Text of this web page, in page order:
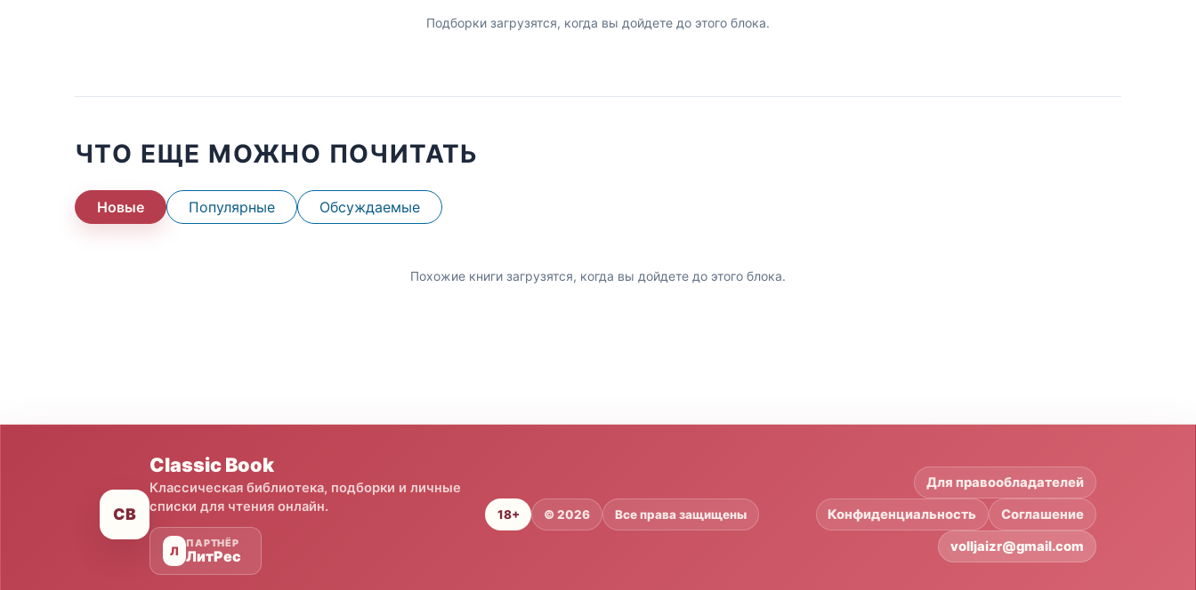
Подборки загрузятся, когда вы дойдете до этого блока.
ЧТО ЕЩЕ МОЖНО ПОЧИТАТЬ
Новые Популярные Обсуждаемые
Похожие книги загрузятся, когда вы дойдете до этого блока.
CB
Classic Book
Классическая библиотека, подборки и личные
списки для чтения онлайн.
Л
ПАРТНЁР
ЛитРес
18+ © 2026 Все права защищены
Для правообладателей
Конфиденциальность
Соглашение
volljaizr@gmail.com